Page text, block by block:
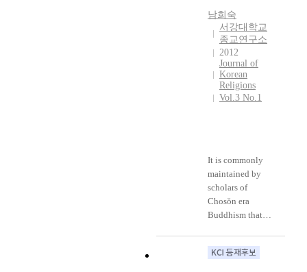
남희숙
서강대학교
종교연구소
2012
Journal of
Korean
Religions
Vol.3 No.1
It is commonly
maintained by
scholars of
Chosŏn era
Buddhism that
enforcement of